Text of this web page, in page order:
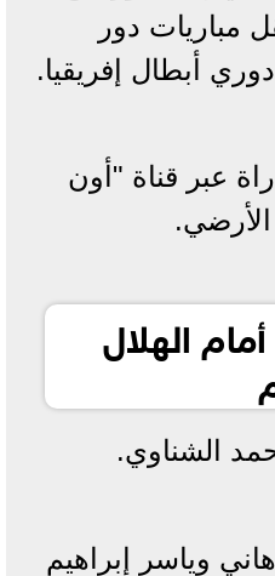
مباريات دور
أبطال إفريقيا.
عبر قناة "أون
الهلال
الشناوي.
وياسر إبراهيم